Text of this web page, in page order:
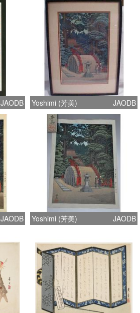
JAODB Yoshimi (芳美) JAODB
JAODB Yoshimi (芳美) JAODB